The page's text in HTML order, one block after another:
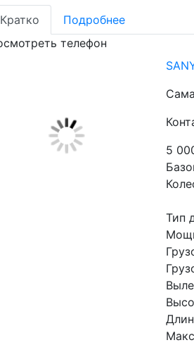
Кратко
Подробнее
телефон
5
Тип